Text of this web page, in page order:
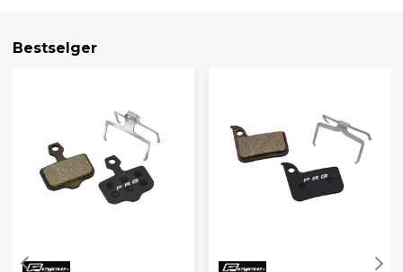
Bestselger